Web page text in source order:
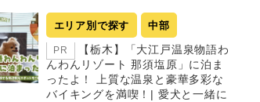
エリア別で探す 中部
PR
【栃木】「大江戸温泉物語わ
んわんリゾート 那須塩原」に泊ま
ったよ！ 上質な温泉と豪華多彩な
バイキングを満喫！| 愛犬と一緒に